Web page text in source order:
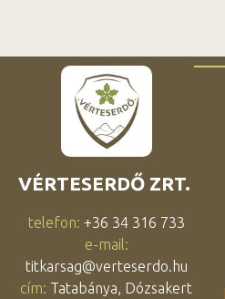
VÉRTESERDŐ ZRT.
telefon: +36 34 316 733
e-mail:
titkarsag@verteserdo.hu
cím: Tatabánya, Dózsakert